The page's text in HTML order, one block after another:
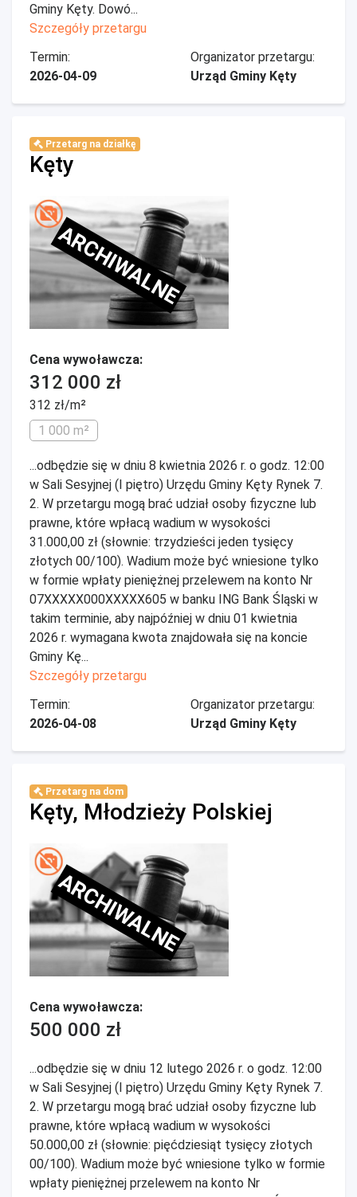
Gminy Kęty. Dowó...
Szczegóły przetargu
Termin:
2026-04-09
Organizator przetargu:
Urząd Gminy Kęty
Przetarg na działkę
Kęty
ARCHIWALNE
Cena wywoławcza:
312 000 zł
312 zł/m²
1 000 m²
...odbędzie się w dniu 8 kwietnia 2026 r. o godz. 12:00
w Sali Sesyjnej (I piętro) Urzędu Gminy Kęty Rynek 7.
2. W przetargu mogą brać udział osoby fizyczne lub
prawne, które wpłacą wadium w wysokości
31.000,00 zł (słownie: trzydzieści jeden tysięcy
złotych 00/100). Wadium może być wniesione tylko
w formie wpłaty pieniężnej przelewem na konto Nr
07XXXXX000XXXXX605 w banku ING Bank Śląski w
takim terminie, aby najpóźniej w dniu 01 kwietnia
2026 r. wymagana kwota znajdowała się na koncie
Gminy Kę...
Szczegóły przetargu
Termin:
2026-04-08
Organizator przetargu:
Urząd Gminy Kęty
Przetarg na dom
Kęty, Młodzieży Polskiej
ARCHIWALNE
Cena wywoławcza:
500 000 zł
...odbędzie się w dniu 12 lutego 2026 r. o godz. 12:00
w Sali Sesyjnej (I piętro) Urzędu Gminy Kęty Rynek 7.
2. W przetargu mogą brać udział osoby fizyczne lub
prawne, które wpłacą wadium w wysokości
50.000,00 zł (słownie: pięćdziesiąt tysięcy złotych
00/100). Wadium może być wniesione tylko w formie
wpłaty pieniężnej przelewem na konto Nr